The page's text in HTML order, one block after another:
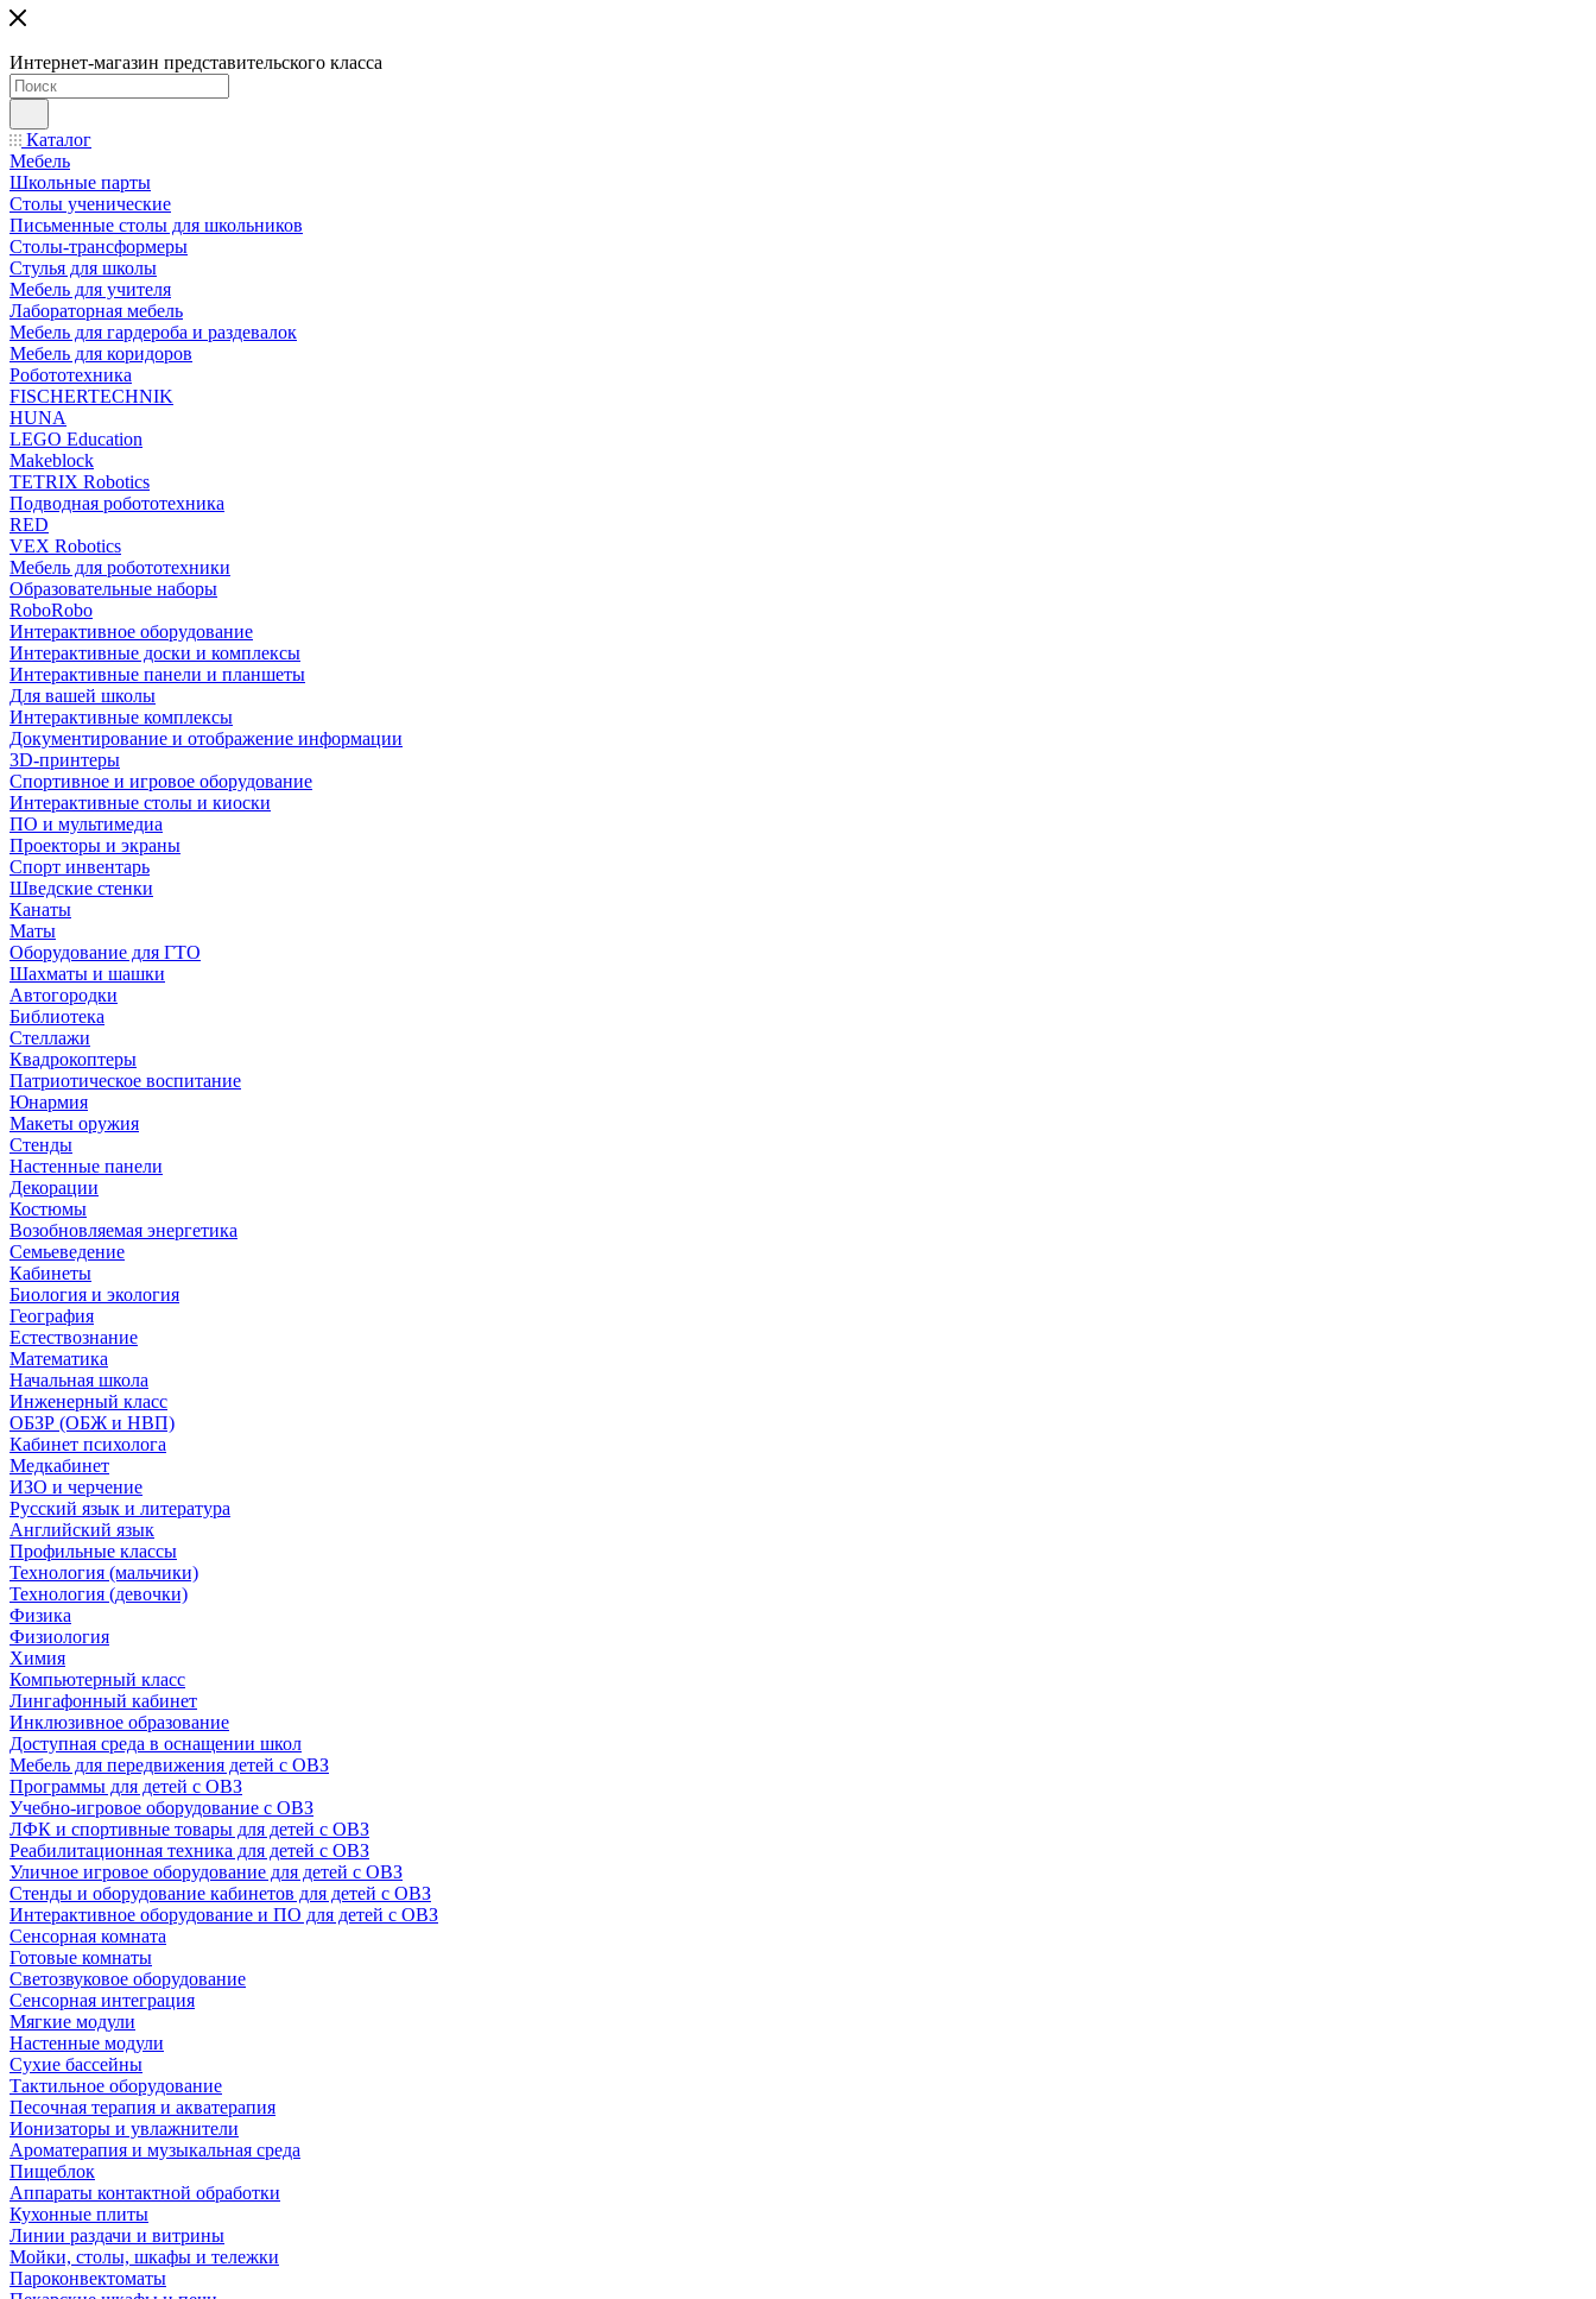
Интернет-магазин представительского класса
Каталог
Мебель
Школьные парты
Столы ученические
Письменные столы для школьников
Столы-трансформеры
Стулья для школы
Мебель для учителя
Лабораторная мебель
Мебель для гардероба и раздевалок
Мебель для коридоров
Робототехника
FISCHERTECHNIK
HUNA
LEGO Education
Makeblock
TETRIX Robotics
Подводная робототехника
RED
VEX Robotics
Мебель для робототехники
Образовательные наборы
RoboRobo
Интерактивное оборудование
Интерактивные доски и комплексы
Интерактивные панели и планшеты
Для вашей школы
Интерактивные комплексы
Документирование и отображение информации
3D-принтеры
Спортивное и игровое оборудование
Интерактивные столы и киоски
ПО и мультимедиа
Проекторы и экраны
Спорт инвентарь
Шведские стенки
Канаты
Маты
Оборудование для ГТО
Шахматы и шашки
Автогородки
Библиотека
Стеллажи
Квадрокоптеры
Патриотическое воспитание
Юнармия
Макеты оружия
Стенды
Настенные панели
Декорации
Костюмы
Возобновляемая энергетика
Семьеведение
Кабинеты
Биология и экология
География
Естествознание
Математика
Начальная школа
Инженерный класс
ОБЗР (ОБЖ и НВП)
Кабинет психолога
Медкабинет
ИЗО и черчение
Русский язык и литература
Английский язык
Профильные классы
Технология (мальчики)
Технология (девочки)
Физика
Физиология
Химия
Компьютерный класс
Лингафонный кабинет
Инклюзивное образование
Доступная среда в оснащении школ
Мебель для передвижения детей с ОВЗ
Программы для детей с ОВЗ
Учебно-игровое оборудование с ОВЗ
ЛФК и спортивные товары для детей с ОВЗ
Реабилитационная техника для детей с ОВЗ
Уличное игровое оборудование для детей с ОВЗ
Стенды и оборудование кабинетов для детей с ОВЗ
Интерактивное оборудование и ПО для детей с ОВЗ
Сенсорная комната
Готовые комнаты
Светозвуковое оборудование
Сенсорная интеграция
Мягкие модули
Настенные модули
Сухие бассейны
Тактильное оборудование
Песочная терапия и акватерапия
Ионизаторы и увлажнители
Ароматерапия и музыкальная среда
Пищеблок
Аппараты контактной обработки
Кухонные плиты
Линии раздачи и витрины
Мойки, столы, шкафы и тележки
Пароконвектоматы